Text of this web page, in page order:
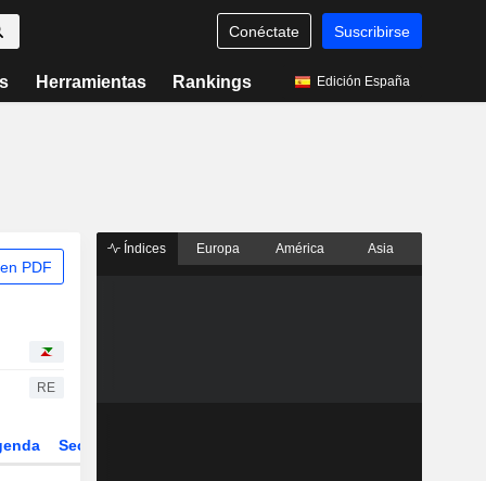
Conéctate Suscribirse
Herramientas Rankings Edición España
PDF
RE
Sector
Índices Europa América Asia